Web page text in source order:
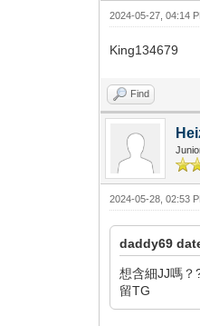
2024-05-27, 04:14
King134679
Find
2024-05-28, 02:53
daddy69
想含細JJ嗎？
留TG